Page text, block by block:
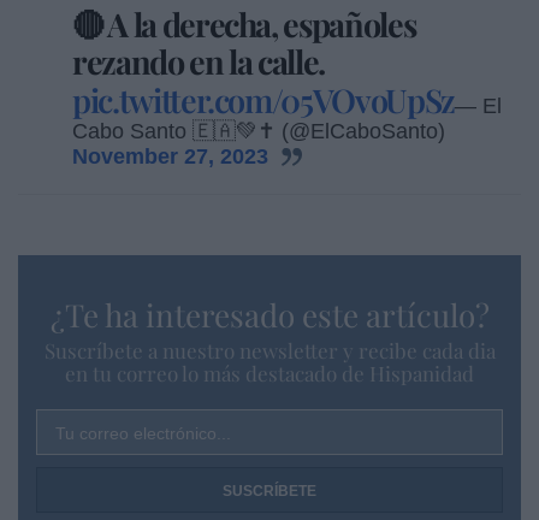
🔴 A la derecha, españoles
rezando en la calle.
pic.twitter.com/05VOvoUpSz— El
Cabo Santo 🇪🇦💚✝️ (@ElCaboSanto)
November 27, 2023
¿Te ha interesado este artículo?
Suscríbete a nuestro newsletter y recibe cada dia
en tu correo lo más destacado de Hispanidad
Tu correo electrónico...